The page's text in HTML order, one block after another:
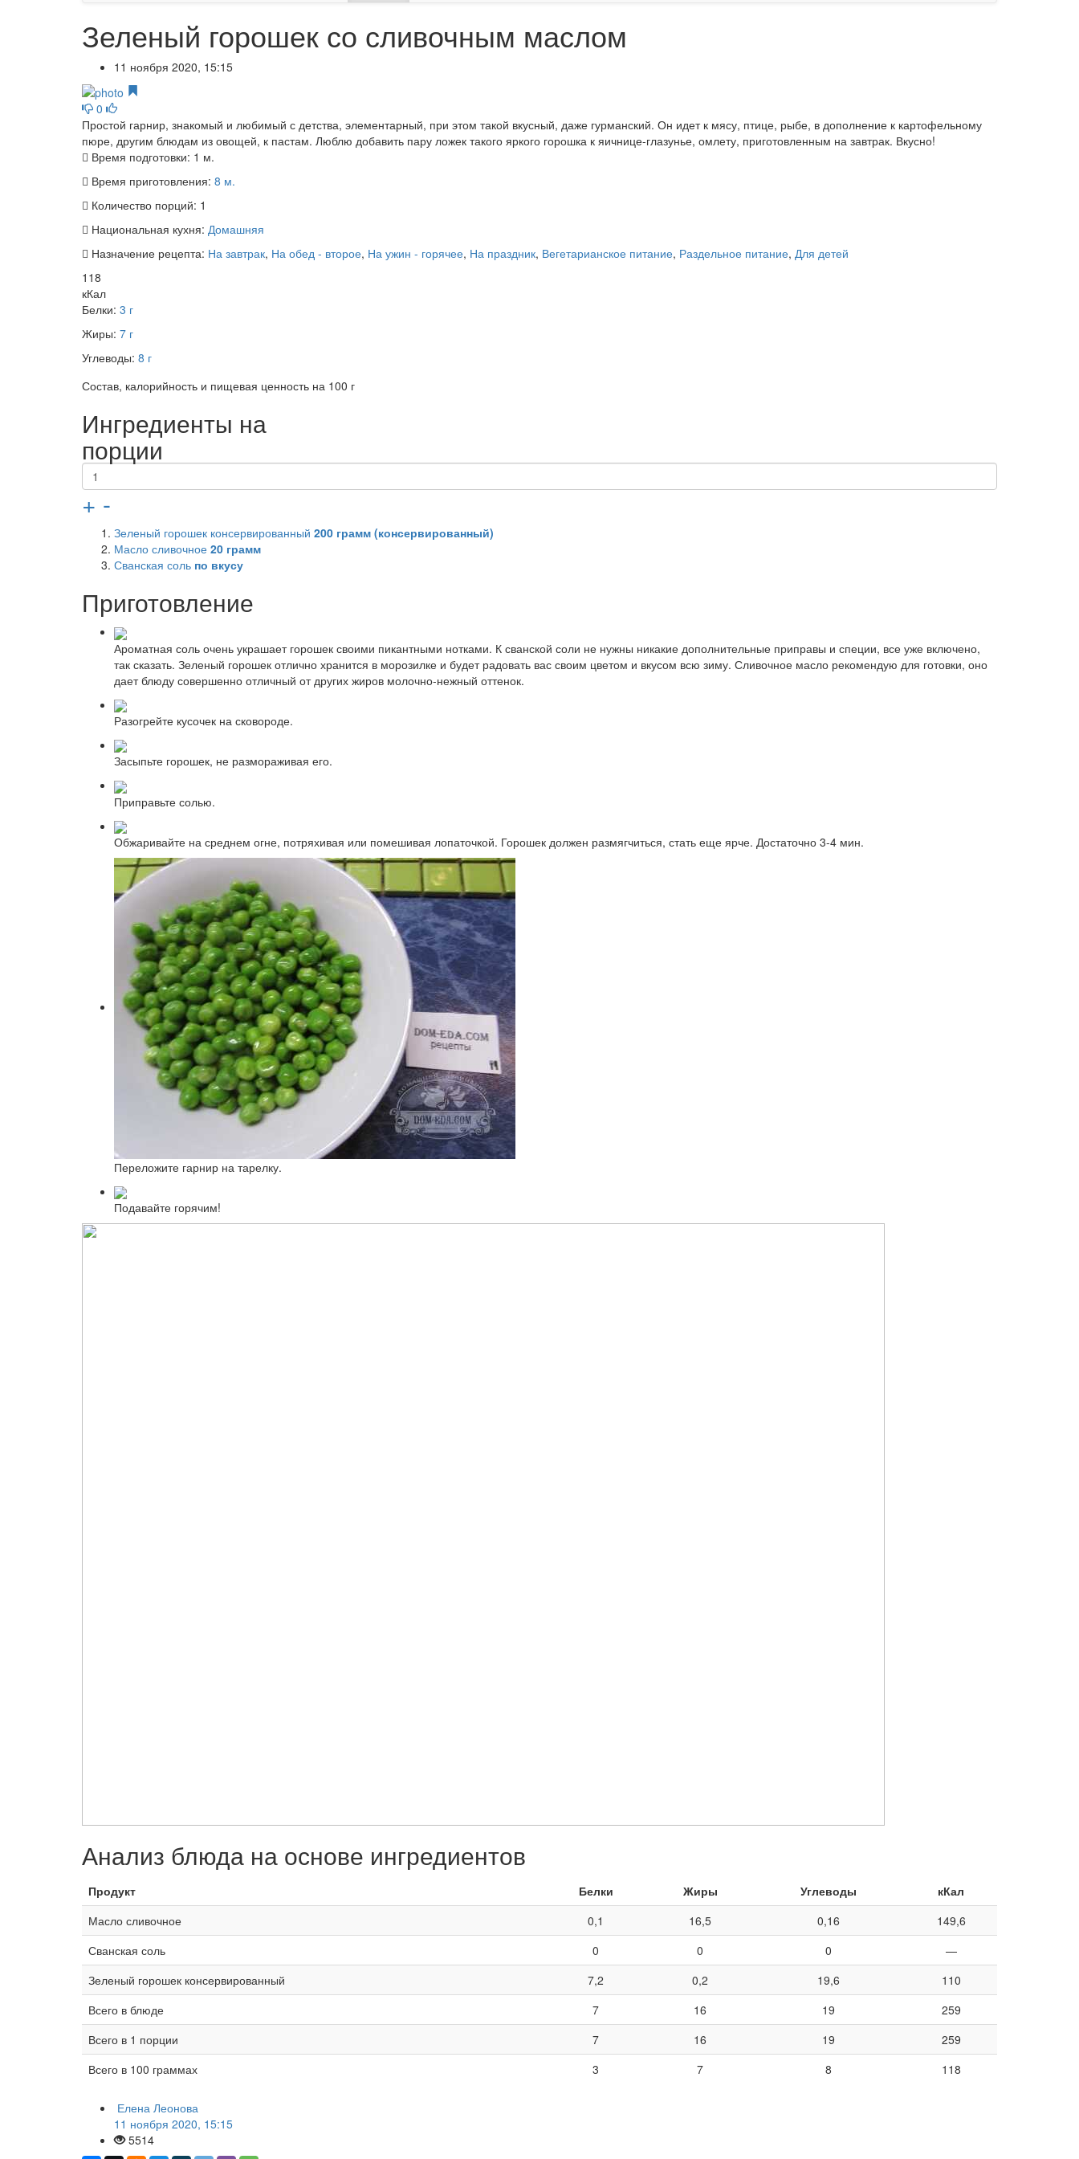
Зеленый горошек со сливочным маслом
11 ноября 2020, 15:15
0
Простой гарнир, знакомый и любимый с детства, элементарный, при этом такой вкусный, даже гурманский. Он идет к мясу, птице, рыбе, в дополнение к картофельному
пюре, другим блюдам из овощей, к пастам. Люблю добавить пару ложек такого яркого горошка к яичнице-глазунье, омлету, приготовленным на завтрак. Вкусно!
Время подготовки: 1 м.
Время приготовления: 8 м.
Количество порций: 1
Национальная кухня: Домашняя
Назначение рецепта: На завтрак, На обед - второе, На ужин - горячее, На праздник, Вегетарианское питание, Раздельное питание, Для детей
118
кКал
Белки: 3 г
Жиры: 7 г
Углеводы: 8 г
Состав, калорийность и пищевая ценность на 100 г
Ингредиенты на
порции
+ -
Зеленый горошек консервированный 200 грамм (консервированный)
Масло сливочное 20 грамм
Сванская соль по вкусу
Приготовление
Ароматная соль очень украшает горошек своими пикантными нотками. К сванской соли не нужны никакие дополнительные приправы и специи, все уже включено,
так сказать. Зеленый горошек отлично хранится в морозилке и будет радовать вас своим цветом и вкусом всю зиму. Сливочное масло рекомендую для готовки, оно
дает блюду совершенно отличный от других жиров молочно-нежный оттенок.
Разогрейте кусочек на сковороде.
Засыпьте горошек, не размораживая его.
Приправьте солью.
Обжаривайте на среднем огне, потряхивая или помешивая лопаточкой. Горошек должен размягчиться, стать еще ярче. Достаточно 3-4 мин.
Переложите гарнир на тарелку.
Подавайте горячим!
Анализ блюда на основе ингредиентов
Продукт Белки Жиры Углеводы
кКал
Масло сливочное
0,1 16,5 0,16
149,6
Сванская соль
0 0 0
—
Зеленый горошек консервированный
7,2 0,2 19,6
110
Всего в блюде
7 16 19
259
Всего в 1 порции
7 16 19
259
Всего в 100 граммах
3 7 8 118
Елена Леонова
11 ноября 2020, 15:15
5514